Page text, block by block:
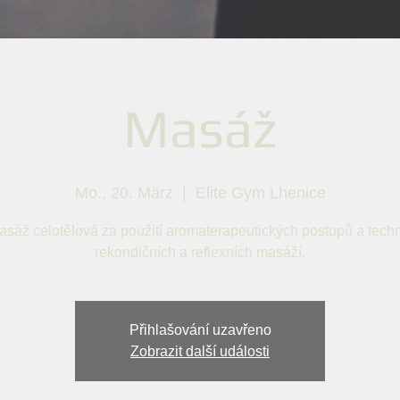
Masáž
Mo., 20. März Elite Gym Lhenice
celotělová za použití aromaterapeutických postupů a
rekondičních a reflexních masáží.
Přihlašování uzavřeno
Zobrazit další události